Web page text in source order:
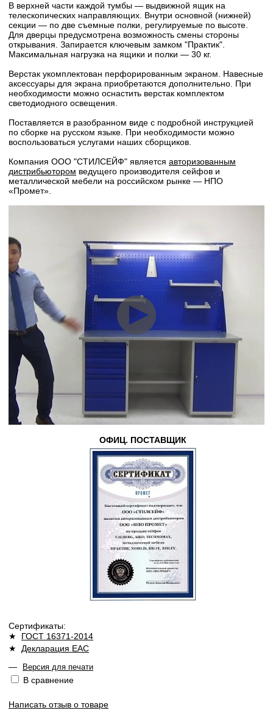
В верхней части каждой тумбы — выдвижной ящик на
телескопических направляющих. Внутри основной (нижней)
секции — по две съемные полки, регулируемые по высоте.
Для дверцы предусмотрена возможность смены стороны
открывания. Запирается ключевым замком "Практик".
Максимальная нагрузка на ящики и полки — 30 кг.
Верстак укомплектован перфорированным экраном. Навесные
аксессуары для экрана приобретаются дополнительно. При
необходимости можно оснастить верстак комплектом
светодиодного освещения.
Поставляется в разобранном виде с подробной инструкцией
по сборке на русском языке. При необходимости можно
воспользоваться услугами наших сборщиков.
Компания ООО "СТИЛСЕЙФ" является авторизованным
дистрибьютором ведущего производителя сейфов и
металлической мебели на российском рынке — НПО
«Промет».
ОФИЦ. ПОСТАВЩИК
Сертификаты:
★ ГОСТ 16371-2014
★ Декларация ЕАС
—
Версия для печати
В сравнение
Написать отзыв о товаре